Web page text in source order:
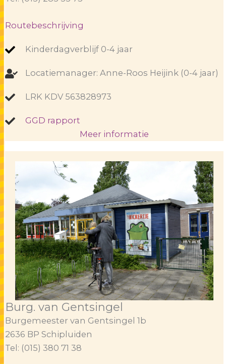
Routebeschrijving
Kinderdagverblijf 0-4 jaar
Locatiemanager: Anne-Roos Heijink (0-4 jaar)
LRK KDV 563828973
GGD rapport
Meer informatie
Burg. van Gentsingel
Burgemeester van Gentsingel 1b
2636 BP Schipluiden
Tel: (015) 380 71 38